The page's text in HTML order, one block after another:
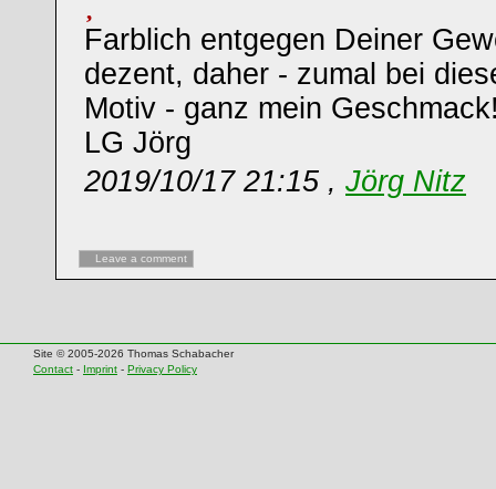
Farblich entgegen Deiner
dezent, daher - zumal bei
Motiv - ganz mein
LG Jörg
2019/10/17 21:15 , Jörg Nitz
Leave a comment
Site © 2005-2026 Thomas Schabacher
Contact - Imprint - Privacy Policy